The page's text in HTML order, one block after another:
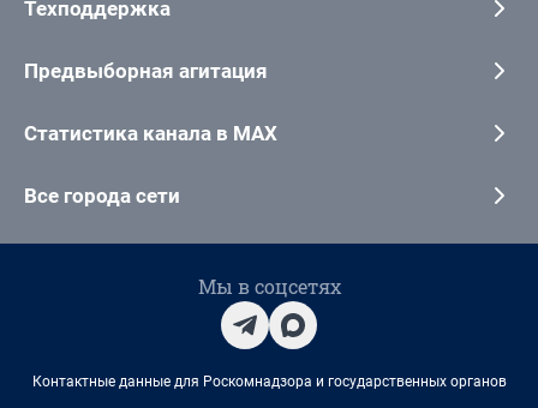
Техподдержка
Предвыборная агитация
Статистика канала в MAX
Все города сети
Мы в соцсетях
Контактные данные для Роскомнадзора и государственных органов